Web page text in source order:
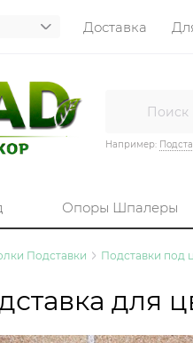
Доставка
Например:
Опоры Шпалеры
Подставки Подставки под
для